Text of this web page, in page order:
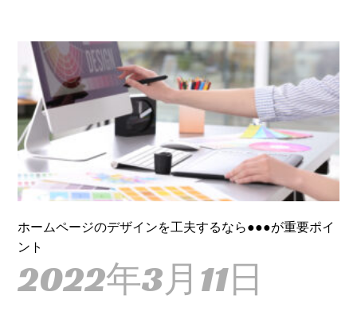
ホームページのデザインを工夫するなら●●●が重要ポイ
ント
2022年3月11日